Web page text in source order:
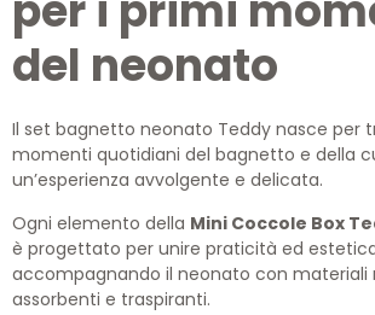
del neonato
Il set bagnetto neonato Teddy nasce per
momenti quotidiani del bagnetto e della
un’esperienza avvolgente e delicata.
Ogni elemento della Mini Coccole Box
è progettato per unire praticità ed
accompagnando il neonato con materiali
assorbenti e traspiranti.